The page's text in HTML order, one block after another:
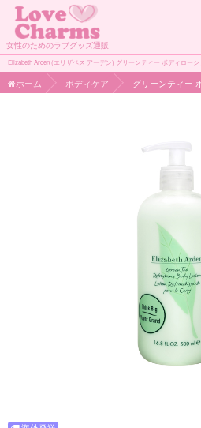
女性のためのラブグッズ通販
Elizabeth Arden (エリザベス アーデン) グリーンティー ボディローシ
ホーム ボディケア